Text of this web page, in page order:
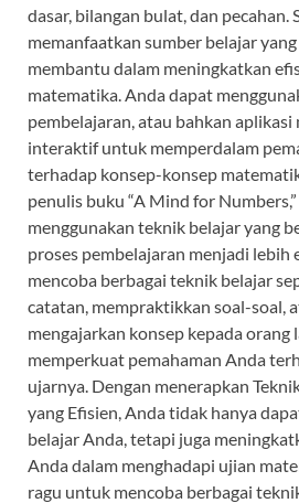
dasar, bilangan bulat, dan pecahan.
memanfaatkan sumber belajar
membantu dalam meningkatkan
matematika. Anda dapat
pembelajaran, atau bahkan
interaktif untuk memperdalam
terhadap konsep-konsep
penulis buku “A Mind for
menggunakan teknik belajar yang
proses pembelajaran menjadi lebih
mencoba berbagai teknik belajar
catatan, mempraktikkan soal-soal,
mengajarkan konsep kepada orang
memperkuat pemahaman Anda
ujarnya. Dengan menerapkan
yang Efisien, Anda tidak hanya
belajar Anda, tetapi juga
Anda dalam menghadapi ujian
ragu untuk mencoba berbagai